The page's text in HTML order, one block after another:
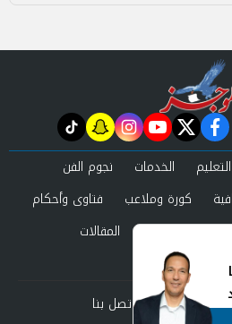
facebook
twitter
youtube
instagram
snapchat
tiktok
الخدمات
نجوم الفن
كورة وملاعب
فتاوى وأحكام
حوادث ومحاكم
المقالات
الخصوصية اتصل بنا